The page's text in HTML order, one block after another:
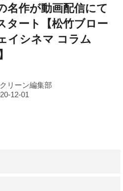
名作が動画配信にて
タート【松竹ブロー
イシネマ コラム
リーン編集部